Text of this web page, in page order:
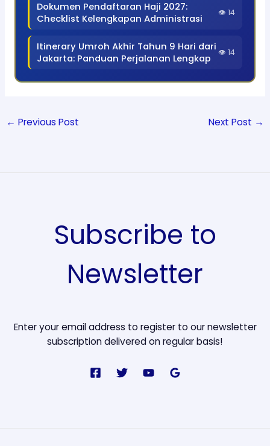
Dokumen Pendaftaran Haji 2027:
Checklist Kelengkapan Administrasi
👁 14
Itinerary Umroh Akhir Tahun 9 Hari dari
Jakarta: Panduan Perjalanan Lengkap
👁 14
← Previous Post Next Post →
Subscribe to
Newsletter
Enter your email address to register to our newsletter
subscription delivered on regular basis!